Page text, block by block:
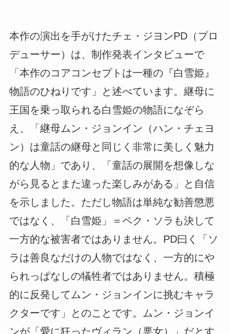
本作の演出を手がけたチェ・ジヨンPD（プロ
デューサー）は、制作発表インタビューで
「本作のコアコンセプトは一種の『白雪姫』
物語のひねりです」と述べています。継母に
王国を乗っ取られる白雪姫の物語になぞら
え、「継母ムン・ジョンイン（ハン・チェヨ
ン）は童話の継母と同じく非常に美しく魅力
的な人物」であり、「童話の展開を想像しな
がら見るとまた違った楽しみがある」と自信
を示しました。ただし物語は単純な勧善懲悪
ではなく、「白雪姫」＝ペク・ソラも決して
一方的な被害者ではありません。PD曰く「ソ
ラは善良なだけの人物ではなく、一方的にや
られっぱなしの犠牲者ではありません。積極
的に反発してムン・ジョンインに挑むキャラ
クターです」とのことです。ムン・ジョンイ
ンが「愛に狂ったヴィラン（悪女）」だとす